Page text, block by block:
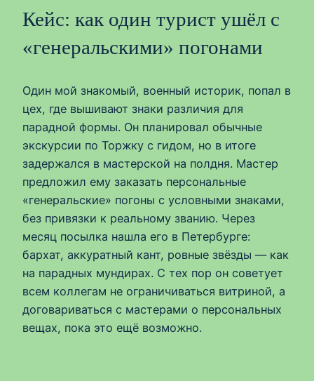
Кейс: как один турист ушёл с
«генеральскими» погонами
Один мой знакомый, военный историк, попал в
цех, где вышивают знаки различия для
парадной формы. Он планировал обычные
экскурсии по Торжку с гидом, но в итоге
задержался в мастерской на полдня. Мастер
предложил ему заказать персональные
«генеральские» погоны с условными знаками,
без привязки к реальному званию. Через
месяц посылка нашла его в Петербурге:
бархат, аккуратный кант, ровные звёзды — как
на парадных мундирах. С тех пор он советует
всем коллегам не ограничиваться витриной, а
договариваться с мастерами о персональных
вещах, пока это ещё возможно.